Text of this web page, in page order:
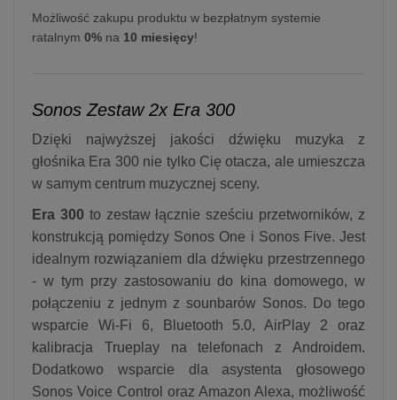
Możliwość zakupu produktu w bezpłatnym systemie
ratalnym 0% na 10 miesięcy!
Sonos Zestaw 2x Era 300
Dzięki najwyższej jakości dźwięku muzyka z
głośnika Era 300 nie tylko Cię otacza, ale umieszcza
w samym centrum muzycznej sceny.
Era 300 to zestaw łącznie sześciu przetworników, z
konstrukcją pomiędzy Sonos One i Sonos Five. Jest
idealnym rozwiązaniem dla dźwięku przestrzennego
- w tym przy zastosowaniu do kina domowego, w
połączeniu z jednym z sounbarów Sonos. Do tego
wsparcie Wi-Fi 6, Bluetooth 5.0, AirPlay 2 oraz
kalibracja Trueplay na telefonach z Androidem.
Dodatkowo wsparcie dla asystenta głosowego
Sonos Voice Control oraz Amazon Alexa, możliwość